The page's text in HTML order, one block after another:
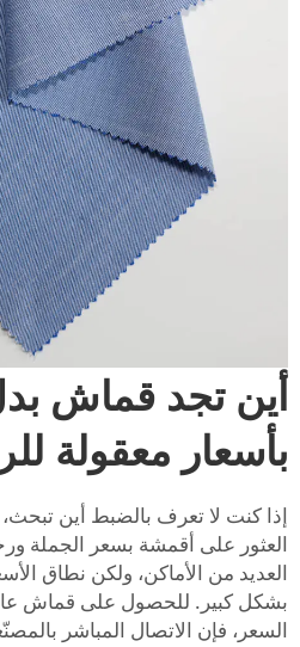
أين تجد قماش
بأسعار معقولة
إذا كنت لا تعرف بالضبط أين
العثور على أقمشة بسعر الجملة
العديد من الأماكن، ولكن نطاق
بشكل كبير. للحصول على قماش
السعر، فإن الاتصال المباشر